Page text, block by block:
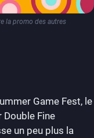
la promo des autres
Game Fest, le
Fine
un peu plus la